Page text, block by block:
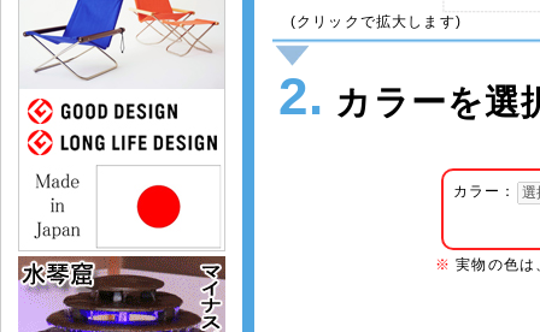
(クリックで拡大します)
2. カラーを選
カラー：
※ 実物の色は